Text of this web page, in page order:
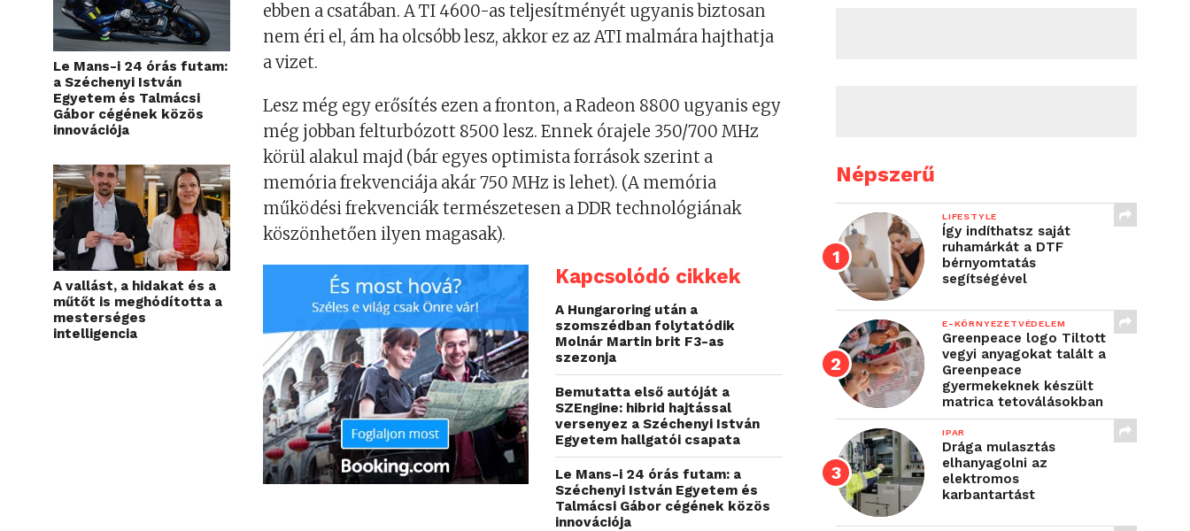
Le Mans-i 24 órás futam:
a Széchenyi István
Egyetem és Talmácsi
Gábor cégének közös
innovációja
A vallást, a hidakat és a
műtőt is meghódította a
mesterséges
intelligencia
ebben a csatában. A TI 4600-as teljesítményét ugyanis biztosan
nem éri el, ám ha olcsóbb lesz, akkor ez az ATI malmára hajthatja
a vizet.
Lesz még egy erősítés ezen a fronton, a Radeon 8800 ugyanis egy
még jobban felturbózott 8500 lesz. Ennek órajele 350/700 MHz
körül alakul majd (bár egyes optimista források szerint a
memória frekvenciája akár 750 MHz is lehet). (A memória
működési frekvenciák természetesen a DDR technológiának
köszönhetően ilyen magasak).
Kapcsolódó cikkek
A Hungaroring után a
szomszédban folytatódik
Molnár Martin brit F3-as
szezonja
Bemutatta első autóját a
SZEngine: hibrid hajtással
versenyez a Széchenyi István
Egyetem hallgatói csapata
Le Mans-i 24 órás futam: a
Széchenyi István Egyetem és
Talmácsi Gábor cégének közös
innovációja
Népszerű
LIFESTYLE
Így indíthatsz saját
ruhamárkát a DTF
bérnyomtatás
segítségével
E-KÖRNYEZETVÉDELEM
Greenpeace logo Tiltott
vegyi anyagokat talált a
Greenpeace
gyermekeknek készült
matrica tetoválásokban
IPAR
Drága mulasztás
elhanyagolni az
elektromos
karbantartást